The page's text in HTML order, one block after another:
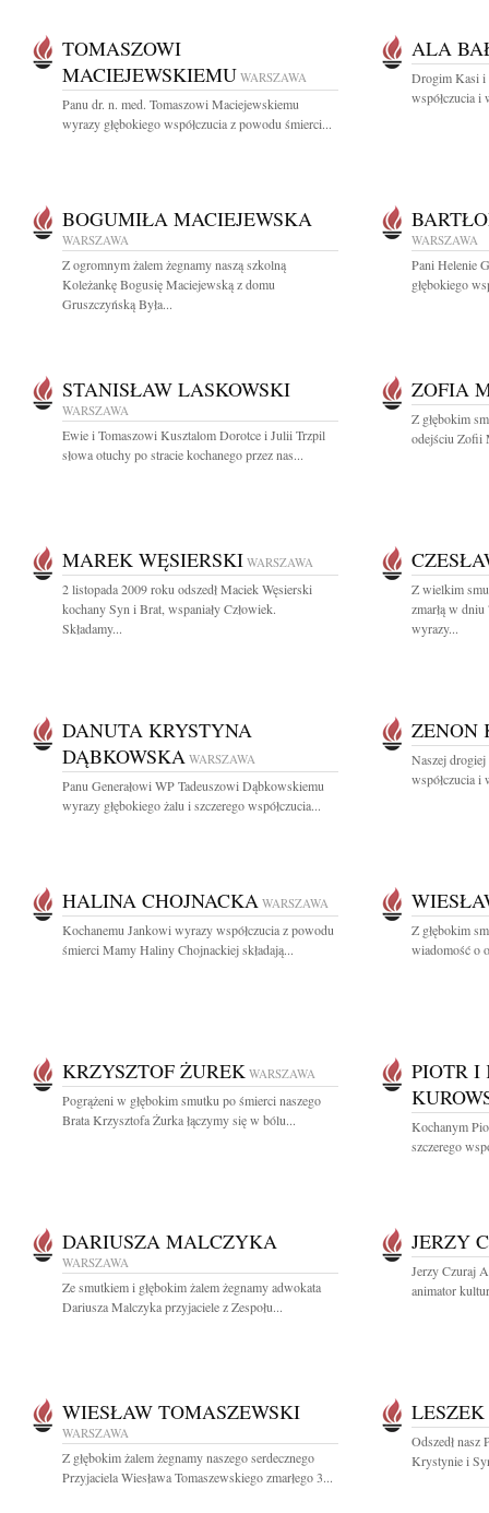
TOMASZOWI
MACIEJEWSKIEMU WARSZAWA
Panu dr. n. med. Tomaszowi Maciejewskiemu
wyrazy głębokiego współczucia z powodu śmierci...
ALA
Drogim Kasi i
współczucia i
BOGUMIŁA MACIEJEWSKA
WARSZAWA
Z ogromnym żalem żegnamy naszą szkolną
Koleżankę Bogusię Maciejewską z domu
Gruszczyńską Była...
WARSZAWA
Pani Helenie
głębokiego
STANISŁAW LASKOWSKI
WARSZAWA
Ewie i Tomaszowi Kusztalom Dorotce i Julii Trzpil
słowa otuchy po stracie kochanego przez nas...
ZOFIA
Z głębokim
odejściu Zofii
MAREK WĘSIERSKI WARSZAWA
2 listopada 2009 roku odszedł Maciek Węsierski
kochany Syn i Brat, wspaniały Człowiek.
Składamy...
Z wielkim
zmarłą w
wyrazy...
DANUTA KRYSTYNA
DĄBKOWSKA WARSZAWA
Panu Generałowi WP Tadeuszowi Dąbkowskiemu
wyrazy głębokiego żalu i szczerego współczucia...
ZENON
Naszej
współczucia i
HALINA CHOJNACKA WARSZAWA
Kochanemu Jankowi wyrazy współczucia z powodu
śmierci Mamy Haliny Chojnackiej składają...
Z głębokim
wiadomość o
KRZYSZTOF ŻUREK WARSZAWA
Pogrążeni w głębokim smutku po śmierci naszego
Brata Krzysztofa Żurka łączymy się w bólu...
PIOTR I
Kochanym
szczerego
DARIUSZA MALCZYKA
WARSZAWA
Ze smutkiem i głębokim żalem żegnamy adwokata
Dariusza Malczyka przyjaciele z Zespołu...
JERZY
Jerzy Czuraj
animator
WIESŁAW TOMASZEWSKI
WARSZAWA
Z głębokim żalem żegnamy naszego serdecznego
Przyjaciela Wiesława Tomaszewskiego zmarłego 3...
Odszedł
Krystynie i